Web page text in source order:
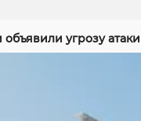
объявили угрозу